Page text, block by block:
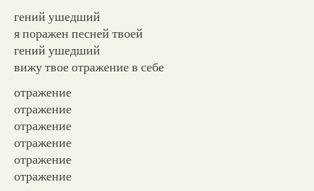
гений ушедший
я поражен песней твоей
гений ушедший
вижу твое отражение в себе
отражение
отражение
отражение
отражение
отражение
отражение